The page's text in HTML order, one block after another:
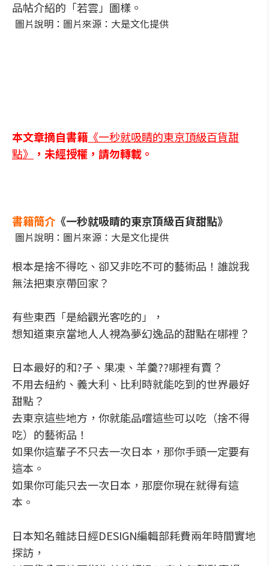
品帖介紹的「若雲」圖樣。
圖片說明：圖片來源：大是文化提供
本文章摘自書籍 《一秒就吸睛的東京頂級百貨甜
點》
，未經授權，請勿轉載。
書籍簡介 《一秒就吸睛的東京頂級百貨甜點》
圖片說明：圖片來源：大是文化提供
根本是捨不得吃、卻又非吃不可的藝術品！誰說我
無法把東京帶回家？
有些東西「是給觀光客吃的」，
想知道東京當地人人視為夢幻逸品的甜點在哪裡？
日本最好的和?子、果凍、羊羹??哪裡有賣？
不用去紐約、義大利、比利時就能吃到的世界最好
甜點？
去東京這些地方，你就能品嚐這些可以吃（捨不得
吃）的藝術品！
如果你這輩子不只去一次日本，那你手頭一定要有
這本。
如果你可能只去一次日本，那麼你現在就得有這
本。
日本知名雜誌日經DESIGN編輯部耗費兩年時間實地
探訪，